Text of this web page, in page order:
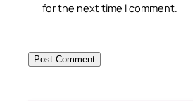
for the next time I comment.